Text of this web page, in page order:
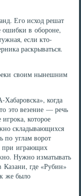
Его исход решат
ошибки в обороне,
если кто-
раскрываться.
своим нынешним
когда
это везение — речь
которое
складывающихся
по углам ворот
при играющих
Нужно изматывать
Казани, где «Рубин»
же было